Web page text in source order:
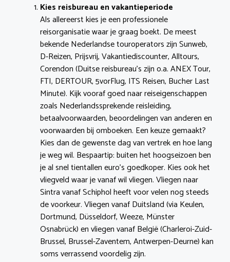
Kies reisbureau en vakantieperiode
Als allereerst kies je een professionele
reisorganisatie waar je graag boekt. De meest
bekende Nederlandse touroperators zijn Sunweb,
D-Reizen, Prijsvrij, Vakantiediscounter, Alltours,
Corendon (Duitse reisbureau’s zijn o.a. ANEX Tour,
FTI, DERTOUR, 5vorFlug, ITS Reisen, Bucher Last
Minute). Kijk vooraf goed naar reiseigenschappen
zoals Nederlandssprekende reisleiding,
betaalvoorwaarden, beoordelingen van anderen en
voorwaarden bij omboeken. Een keuze gemaakt?
Kies dan de gewenste dag van vertrek en hoe lang
je weg wil. Bespaartip: buiten het hoogseizoen ben
je al snel tientallen euro’s goedkoper. Kies ook het
vliegveld waar je vanaf wil vliegen. Vliegen naar
Sintra vanaf Schiphol heeft voor velen nog steeds
de voorkeur. Vliegen vanaf Duitsland (via Keulen,
Dortmund, Düsseldorf, Weeze, Münster
Osnabrück) en vliegen vanaf België (Charleroi-Zuid-
Brussel, Brussel-Zaventem, Antwerpen-Deurne) kan
soms verrassend voordelig zijn.